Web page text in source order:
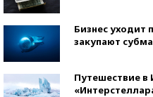
Бизнес уходит
закупают
Путешествие